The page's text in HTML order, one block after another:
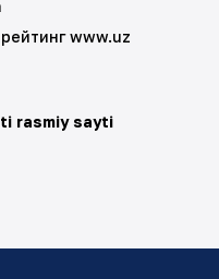
rasmiy sayti